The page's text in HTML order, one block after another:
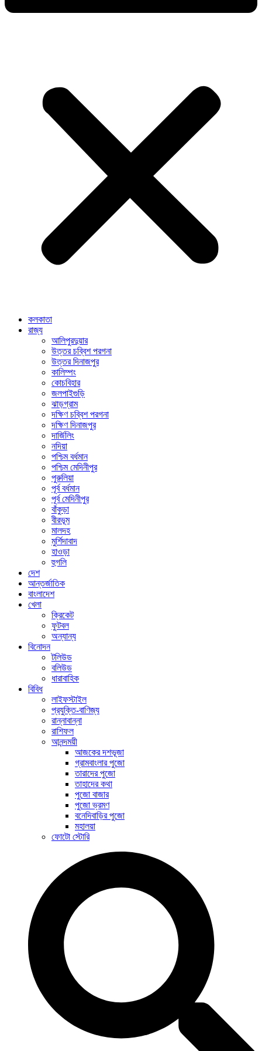
কলকাতা
রাজ্য
আলিপুরদুয়ার
উত্তর চব্বিশ পরগনা
উত্তর দিনাজপুর
কালিম্পং
কোচবিহার
জলপাইগুড়ি
ঝাড়গ্রাম
দক্ষিণ চব্বিশ পরগনা
দক্ষিণ দিনাজপুর
দার্জিলিং
নদিয়া
পশ্চিম বর্ধমান
পশ্চিম মেদিনীপুর
পুরুলিয়া
পূর্ব বর্ধমান
পূর্ব মেদিনীপুর
বাঁকুড়া
বীরভূম
মালদহ
মুর্শিদাবাদ
হাওড়া
হুগলি
দেশ
আন্তর্জাতিক
বাংলাদেশ
খেলা
ক্রিকেট
ফুটবল
অন্যান্য
বিনোদন
টলিউড
বলিউড
ধারাবাহিক
বিবিধ
লাইফস্টাইল
প্রযুক্তি-বাণিজ্য
রান্নাবান্না
রাশিফল
আনন্দময়ী
আজকের দশভূজা
গ্রামবাংলার পুজো
তারাদের পুজো
তাহাদের কথা
পুজো বাজার
পুজো ভ্রমণ
বনেদিবাড়ির পুজো
মহালয়া
ফোটো স্টোরি